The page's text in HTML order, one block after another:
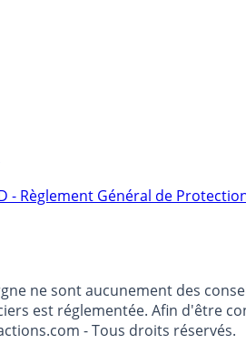
- Règlement Général de
ne sont aucunement des
est réglementée. Afin d'être
- Tous droits réservés.